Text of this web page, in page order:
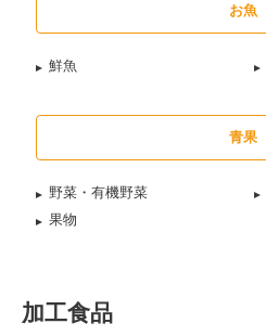
お魚
鮮魚
青果
野菜・有機野菜
果物
加工食品